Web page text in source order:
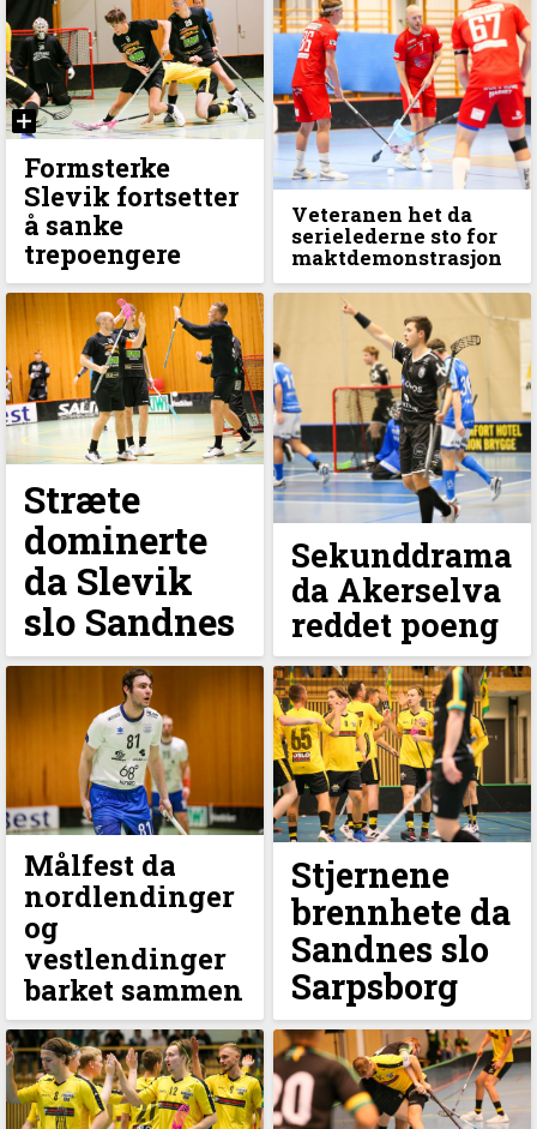
Formsterke
Slevik fortsetter
å sanke
trepoengere
Veteranen het da
serielederne sto for
maktdemonstrasjon
Stræte
dominerte
da Slevik
slo Sandnes
Sekunddrama
da Akerselva
reddet poeng
Målfest da
nordlendinger
og
vestlendinger
barket sammen
Stjernene
brennhete da
Sandnes slo
Sarpsborg